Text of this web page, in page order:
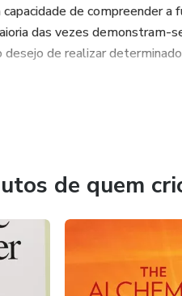
de compreender
das vezes
desejo de realizar
de enorme proveito as
Deus! de quem